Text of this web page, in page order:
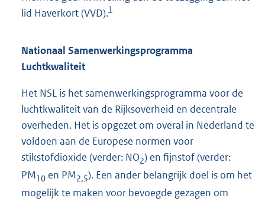
lid Haverkort (VVD).1
Nationaal Samenwerkingsprogramma
Luchtkwaliteit
Het NSL is het samenwerkingsprogramma voor de
luchtkwaliteit van de Rijksoverheid en decentrale
overheden. Het is opgezet om overal in Nederland te
voldoen aan de Europese normen voor
stikstofdioxide (verder: NO2) en fijnstof (verder:
PM10 en PM2,5). Een ander belangrijk doel is om het
mogelijk te maken voor bevoegde gezagen om